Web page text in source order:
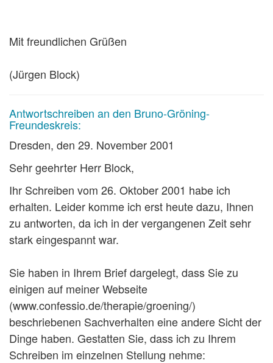
Mit freundlichen Grüßen
(Jürgen Block)
Antwortschreiben an den Bruno-Gröning-
Freundeskreis:
Dresden, den 29. November 2001
Sehr geehrter Herr Block,
Ihr Schreiben vom 26. Oktober 2001 habe ich
erhalten. Leider komme ich erst heute dazu, Ihnen
zu antworten, da ich in der vergangenen Zeit sehr
stark eingespannt war.
Sie haben in Ihrem Brief dargelegt, dass Sie zu
einigen auf meiner Webseite
(www.confessio.de/therapie/groening/)
beschriebenen Sachverhalten eine andere Sicht der
Dinge haben. Gestatten Sie, dass ich zu Ihrem
Schreiben im einzelnen Stellung nehme: